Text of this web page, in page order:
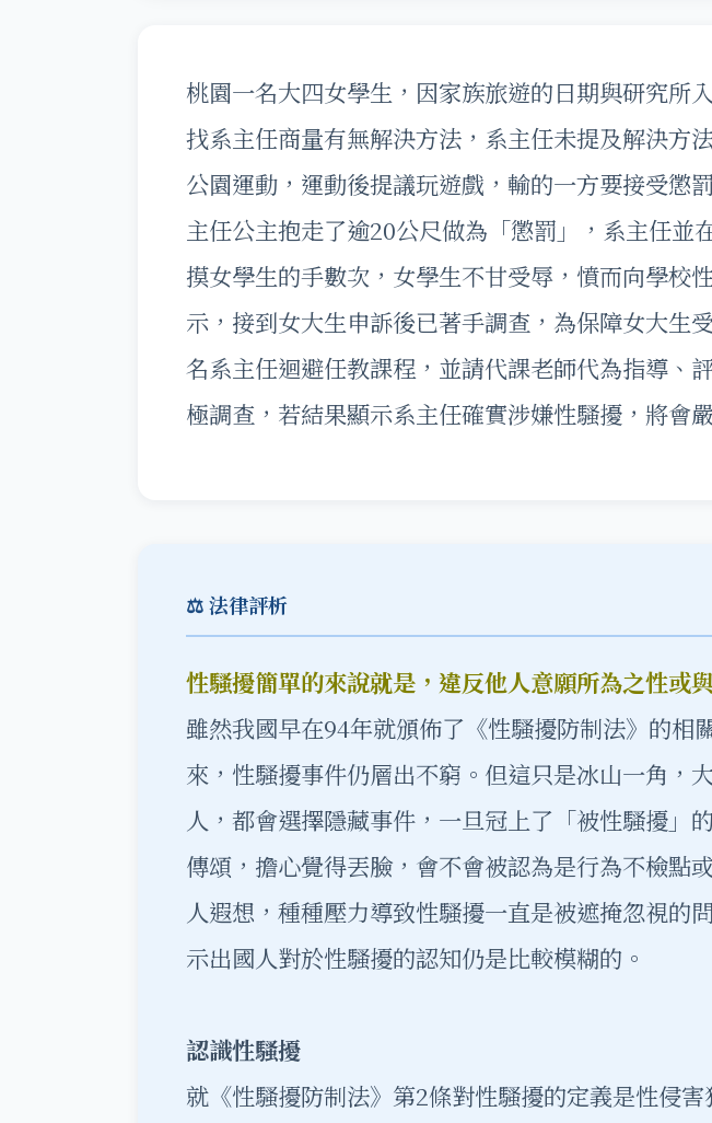
桃園一名大四女學生，因家族旅遊的日期與研究所
找系主任商量有無解決方法，系主任未提及解決方
公園運動，運動後提議玩遊戲，輸的一方要接受懲
主任公主抱走了逾20公尺做為「懲罰」，系主任並
摸女學生的手數次，女學生不甘受辱，憤而向學校
示，接到女大生申訴後已著手調查，為保障女大生
名系主任迴避任教課程，並請代課老師代為指導、
極調查，若結果顯示系主任確實涉嫌性騷擾，將會
⚖️ 法律評析
性騷擾簡單的來說就是，違反他人意願所為之性或
雖然我國早在94年就頒佈了《性騷擾防制法》的相
來，性騷擾事件仍層出不窮。但這只是冰山一角，
人，都會選擇隱藏事件，一旦冠上了「被性騷擾」
傳頌，擔心覺得丟臉，會不會被認為是行為不檢點
人遐想，種種壓力導致性騷擾一直是被遮掩忽視的
示出國人對於性騷擾的認知仍是比較模糊的。
認識性騷擾
就《性騷擾防制法》第2條對性騷擾的定義是性侵害